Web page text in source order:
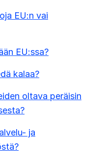
EU:n vai
EU:ssa?
kalaa?
oltava peräisin
ja